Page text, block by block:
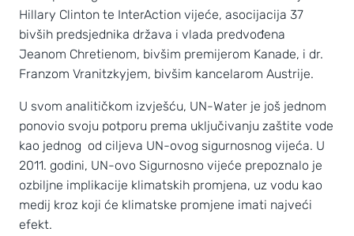
Hillary Clinton te InterAction vijeće, asocijacija 37
bivših predsjednika država i vlada predvođena
Jeanom Chretienom, bivšim premijerom Kanade, i dr.
Franzom Vranitzkyjem, bivšim kancelarom Austrije.
U svom analitičkom izvješću, UN-Water je još jednom
ponovio svoju potporu prema uključivanju zaštite vode
kao jednog od ciljeva UN-ovog sigurnosnog vijeća. U
2011. godini, UN-ovo Sigurnosno vijeće prepoznalo je
ozbiljne implikacije klimatskih promjena, uz vodu kao
medij kroz koji će klimatske promjene imati najveći
efekt.